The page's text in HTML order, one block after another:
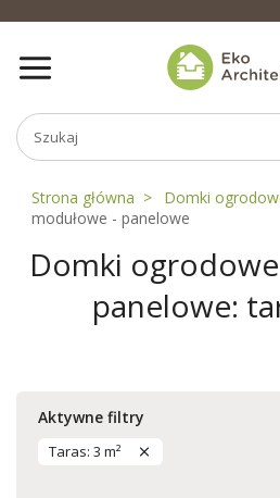
Strona główna Domki
modułowe - panelowe
Domki
panelowe:
Aktywne filtry
Taras: 3 m²